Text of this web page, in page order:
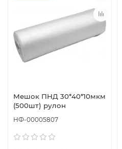
Мешок ПНД 30*40*10мкм
(500шт) рулон
НФ-00005807